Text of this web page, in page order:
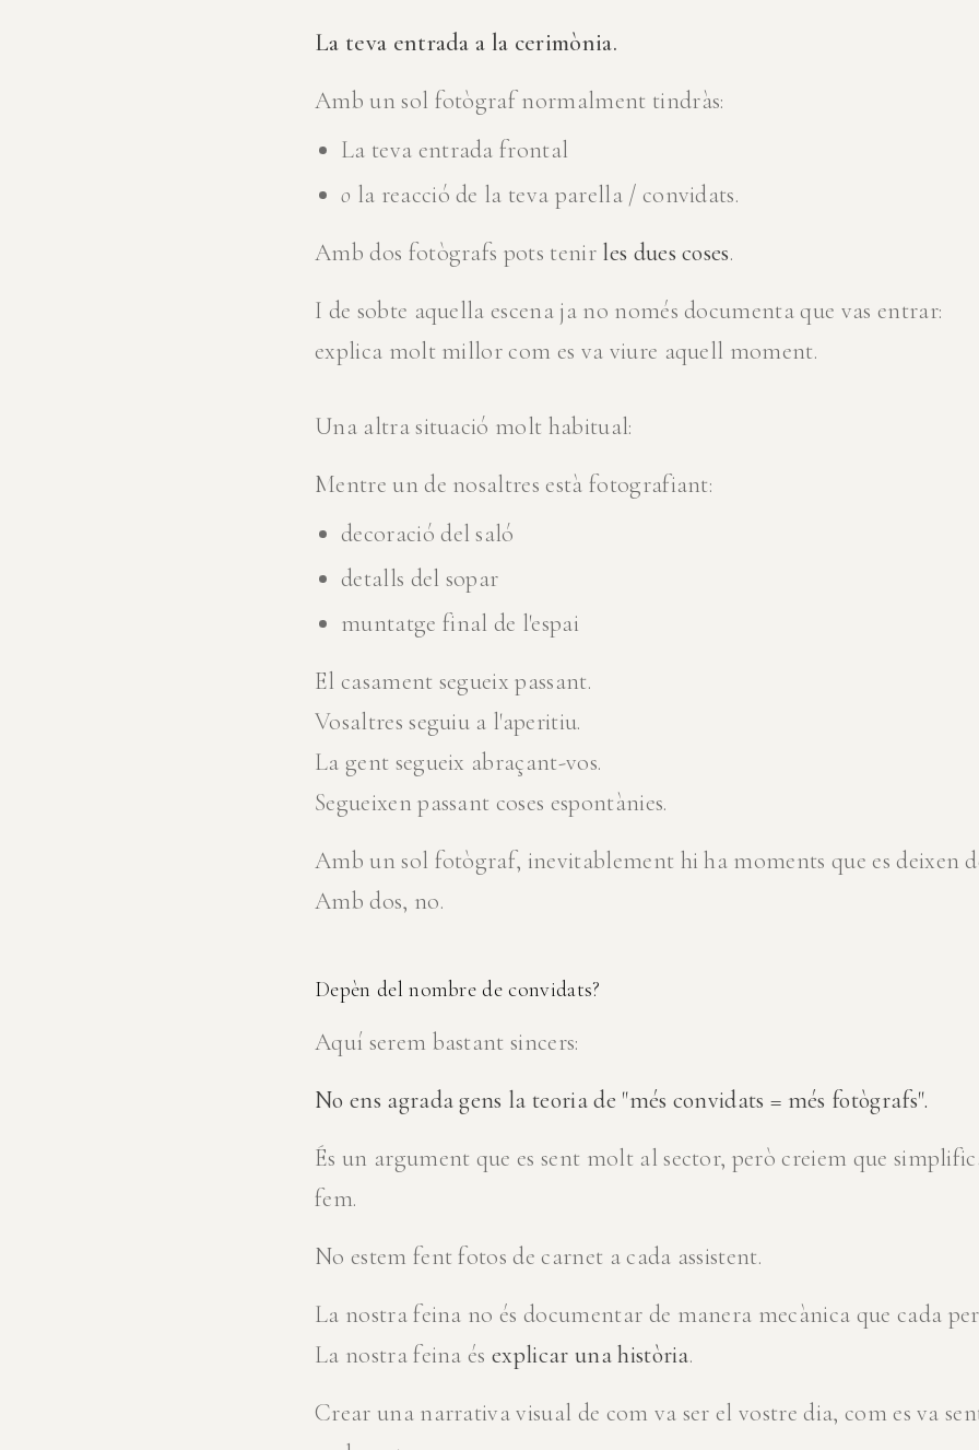
La teva entrada a la cerimònia.
Amb un sol fotògraf normalment tindràs:
La teva entrada frontal
o la reacció de la teva parella / convidats.
Amb dos fotògrafs pots tenir les dues coses.
I de sobte aquella escena ja no només documenta que vas entrar:
explica molt millor com es va viure aquell moment.
Una altra situació molt habitual:
Mentre un de nosaltres està fotografiant:
decoració del saló
detalls del sopar
muntatge final de l'espai
El casament segueix passant.
Vosaltres seguiu a l'aperitiu.
La gent segueix abraçant-vos.
Segueixen passant coses espontànies.
Amb un sol fotògraf, inevitablement hi ha moments que es deixen
Amb dos, no.
Depèn del nombre de convidats?
Aquí serem bastant sincers:
No ens agrada gens la teoria de "més convidats = més fotògrafs".
És un argument que es sent molt al sector, però creiem que
fem.
No estem fent fotos de carnet a cada assistent.
La nostra feina no és documentar de manera mecànica que cada
La nostra feina ésexplicar una història.
Crear una narrativa visual de com va ser el vostre dia, com es va